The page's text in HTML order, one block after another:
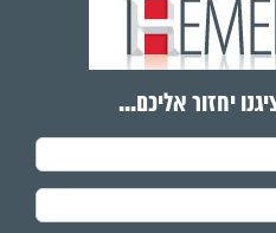
יחזור אליכם...